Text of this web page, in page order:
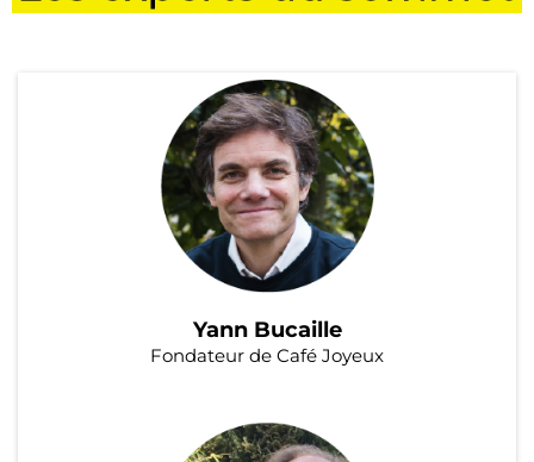
Yann Bucaille
Fondateur de Café Joyeux